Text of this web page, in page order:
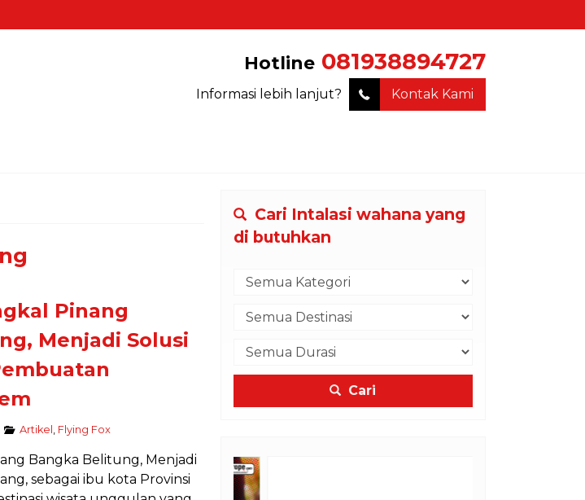
Hotline 081938894727
Informasi lebih lanjut? Kontak Kami
Pinang
Menjadi Solusi
Artikel Flying Fox
Bangka Belitung, Menjadi
sebagai ibu kota Provinsi
Cari Intalasi wahana yang
di butuhkan
Cari